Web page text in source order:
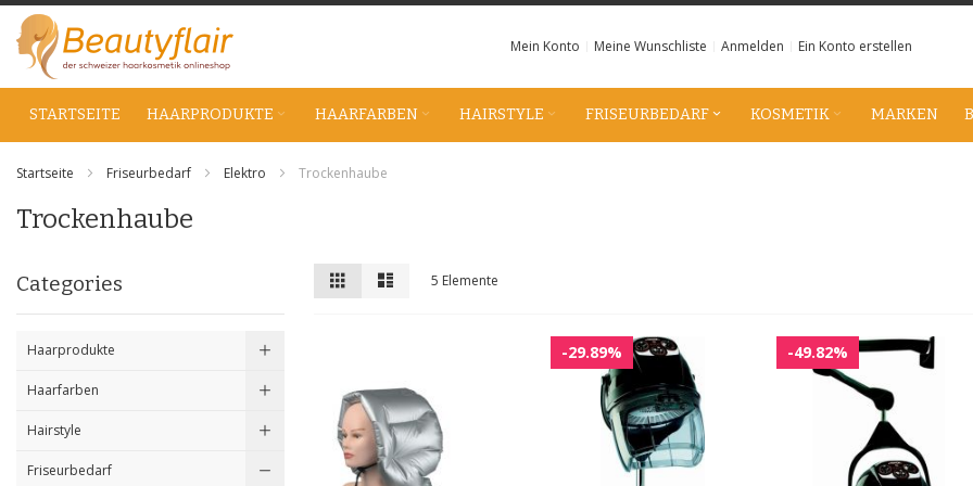
Zum
Inhalt
Mein Konto Meine Wunschliste Anmelden Ein Konto erstellen
STARTSEITE HAARPRODUKTE HAARFARBEN HAIRSTYLE FRISEURBEDARF KOSMETIK MARKEN
Startseite Friseurbedarf Elektro Trockenhaube
Trockenhaube
Anzeigen
als
5 Elemente
-29.89% -49.82%
Categories
Haarprodukte
Haarfarben
Hairstyle
Friseurbedarf